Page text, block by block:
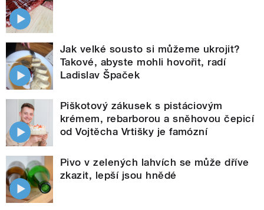
Jak velké sousto si můžeme ukrojit?
Takové, abyste mohli hovořit, radí
Ladislav Špaček
Piškotový zákusek s pistáciovým
krémem, rebarborou a sněhovou čepicí
od Vojtěcha Vrtišky je famózní
Pivo v zelených lahvích se může dříve
zkazit, lepší jsou hnědé